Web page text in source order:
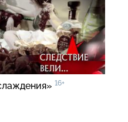
16+